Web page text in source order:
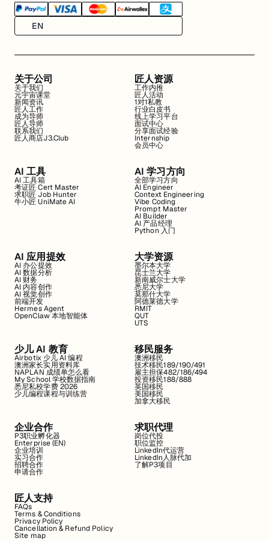
EN
关于公司
关于我们
元宇宙课堂
新闻资讯
匠人工作
成为导师
匠人导师
联系我们
匠人商店J3.Club
匠人资源
工作内推
匠人活动
1对1私教
行业白皮书
线上学习平台
面试中心
分享面试经验
Internship
会员中心
AI 工具
AI 工具箱
考证匠 Cert Master
求职匠 Job Hunter
牛小匠 UniMate AI
AI 学习方向
全部学习方向
AI Engineer
Context Engineering
Vibe Coding
Prompt Master
AI Builder
AI 产品经理
Python 入门
AI 应用提效
AI 办公提效
AI 数据分析
AI 财务
AI 内容创作
AI 视觉创作
前端开发
Hermes Agent
OpenClaw 本地智能体
大学资源
墨尔本大学
昆士兰大学
新南威尔士大学
悉尼大学
莫那什大学
阿德莱德大学
RMIT
QUT
UTS
少儿 AI 教育
Airbotix 少儿 AI 编程
澳洲家长实用资料库
NAPLAN 成绩单怎么看
My School 学校数据指南
悉尼私校学费 2026
少儿编程课程与训练营
移民服务
澳洲移民
技术移民189/190/491
雇主担保482/186/494
投资移民188/888
英国移民
美国移民
加拿大移民
企业合作
P3职业孵化器
Enterprise (EN)
企业培训
实习合作
招聘合作
申请合作
求职代理
岗位代投
职位监控
LinkedIn代运营
LinkedIn人脉代加
了解P3项目
匠人支持
FAQs
Terms & Conditions
Privacy Policy
Cancellation & Refund Policy
Site map